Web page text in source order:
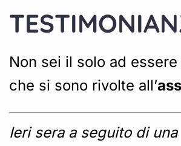
Non sei il solo ad
che si sono rivolte all’
Ieri sera a seguito di